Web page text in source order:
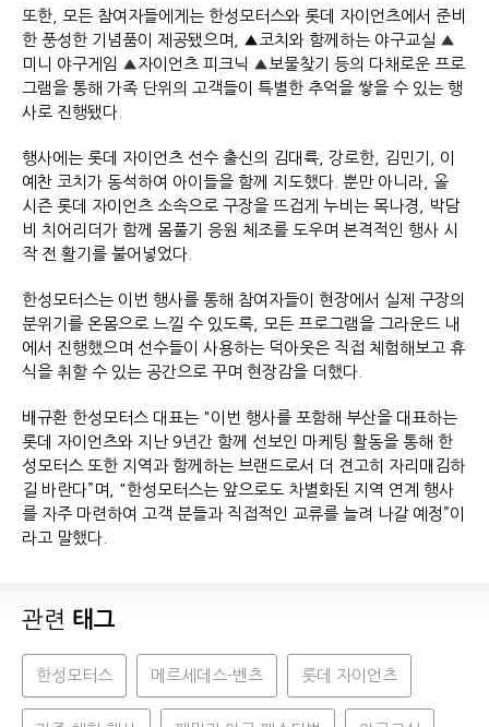
또한, 모든 참여자들에게는 한성모터스와 롯데 자이언츠에서 준비
한 풍성한 기념품이 제공됐으며, ▲코치와 함께하는 야구교실 ▲
미니 야구게임 ▲자이언츠 피크닉 ▲보물찾기 등의 다채로운 프로
그램을 통해 가족 단위의 고객들이 특별한 추억을 쌓을 수 있는 행
사로 진행됐다.
행사에는 롯데 자이언츠 선수 출신의 김대륙, 강로한, 김민기, 이
예찬 코치가 동석하여 아이들을 함께 지도했다. 뿐만 아니라, 올
시즌 롯데 자이언츠 소속으로 구장을 뜨겁게 누비는 목나경, 박담
비 치어리더가 함께 몸풀기 응원 체조를 도우며 본격적인 행사 시
작 전 활기를 불어넣었다.
한성모터스는 이번 행사를 통해 참여자들이 현장에서 실제 구장의
분위기를 온몸으로 느낄 수 있도록, 모든 프로그램을 그라운드 내
에서 진행했으며 선수들이 사용하는 덕아웃은 직접 체험해보고 휴
식을 취할 수 있는 공간으로 꾸며 현장감을 더했다.
배규환 한성모터스 대표는 "이번 행사를 포함해 부산을 대표하는
롯데 자이언츠와 지난 9년간 함께 선보인 마케팅 활동을 통해 한
성모터스 또한 지역과 함께하는 브랜드로서 더 견고히 자리매김하
길 바란다”며, "한성모터스는 앞으로도 차별화된 지역 연계 행사
를 자주 마련하여 고객 분들과 직접적인 교류를 늘려 나갈 예정”이
라고 말했다.
관련 태그
한성모터스 메르세데스-벤츠 롯데 자이언츠